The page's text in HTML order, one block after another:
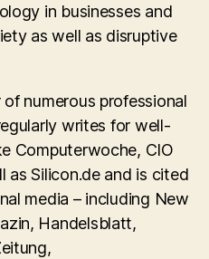
in businesses and
as well as disruptive
numerous professional
writes for well-
Computerwoche, CIO
as Silicon.de and is cited
media – including New
Handelsblatt,